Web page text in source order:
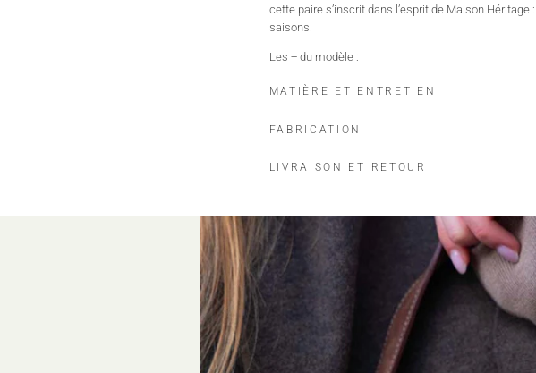
cette paire s’inscrit dans l’esprit de Maison
saisons.
Les + du modèle :
Design élégant et féminin
MATIÈRE ET ENTRETIEN
FABRICATION
LIVRAISON ET RETOUR